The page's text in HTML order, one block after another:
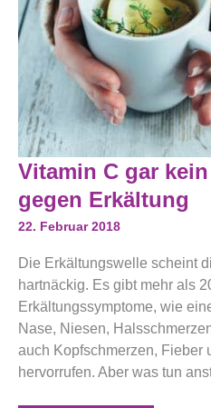
Vitamin C gar
gegen Erkältung
22. Februar 2018
Die Erkältungswelle scheint
hartnäckig. Es gibt mehr als
Erkältungssymptome, wie
Nase, Niesen,
auch Kopfschmerzen, Fieber
hervorrufen. Aber was tun
Vitamin
C
Gar
Kein
Wundermittel
Gegen